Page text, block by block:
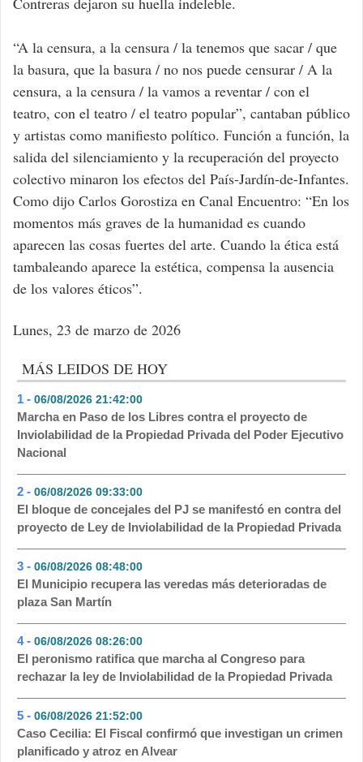
“A la censura, a la censura / la tenemos que sacar / que
la basura, que la basura / no nos puede censurar / A la
censura, a la censura / la vamos a reventar / con el
teatro, con el teatro / el teatro popular”, cantaban público
y artistas como manifiesto político. Función a función, la
salida del silenciamiento y la recuperación del proyecto
colectivo minaron los efectos del País-Jardín-de-Infantes.
Como dijo Carlos Gorostiza en Canal Encuentro: “En los
momentos más graves de la humanidad es cuando
aparecen las cosas fuertes del arte. Cuando la ética está
tambaleando aparece la estética, compensa la ausencia
de los valores éticos”.
Lunes, 23 de marzo de 2026
MÁS LEIDOS DE HOY
1 - 06/08/2026 21:42:00
Marcha en Paso de los Libres contra el proyecto de
Inviolabilidad de la Propiedad Privada del Poder Ejecutivo
Nacional
2 - 06/08/2026 09:33:00
El bloque de concejales del PJ se manifestó en contra del
proyecto de Ley de Inviolabilidad de la Propiedad Privada
3 - 06/08/2026 08:48:00
El Municipio recupera las veredas más deterioradas de
plaza San Martín
4 - 06/08/2026 08:26:00
El peronismo ratifica que marcha al Congreso para
rechazar la ley de Inviolabilidad de la Propiedad Privada
5 - 06/08/2026 21:52:00
Caso Cecilia: El Fiscal confirmó que investigan un crimen
planificado y atroz en Alvear